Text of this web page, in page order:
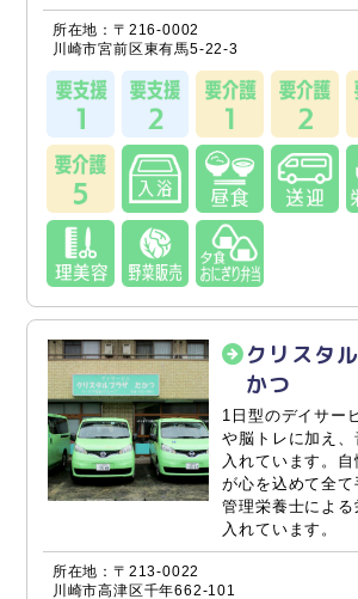
所在地：〒216-0002
川崎市宮前区東有馬5-22-3
クリスタ
かつ
1日型のデイサー
や脳トレに加え
入れています。
が心を込めて全て
管理栄養士によ
入れています。
所在地：〒213-0022
川崎市高津区千年662-101